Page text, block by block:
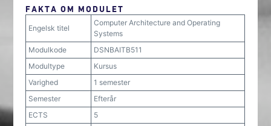
FAKTA OM MODULET
Engelsk titel
Computer Architecture and Operating
Systems
Modulkode
DSNBAITB511
Modultype
Kursus
Varighed
1 semester
Semester
Efterår
ECTS
5